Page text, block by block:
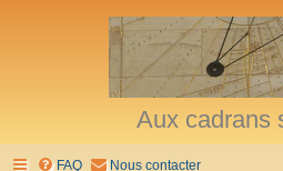
Aux cadrans
FAQ Nous contacter